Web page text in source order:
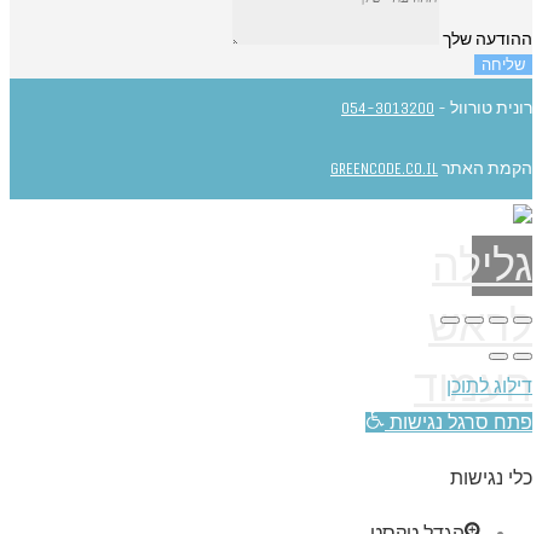
ההודעה שלך
שליחה
רונית טורוול - 054-3013200
הקמת האתרGREENCODE.CO.IL
גלילה
לראש
העמוד
דילוג לתוכן
פתח סרגל נגישות
כלי נגישות